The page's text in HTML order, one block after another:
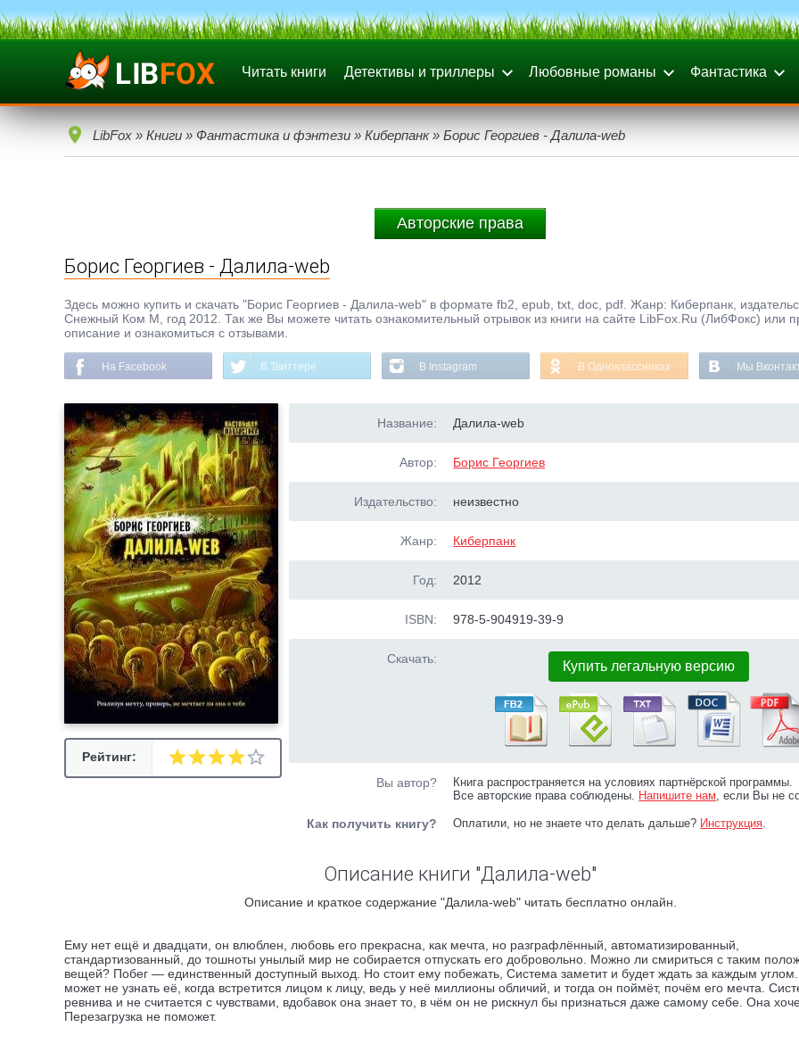
Читать книги Детективы и триллеры Любовные романы Фантастика
LibFox » Книги » Фантастика и фэнтези » Киберпанк» Борис Георгиев - Далила-web
Авторские права
Борис Георгиев - Далила-web
Здесь можно купить и скачать "Борис Георгиев - Далила-web" в формате fb2, epub, txt, doc, pdf. Жанр: Киберпанк,
Снежный Ком М, год 2012. Так же Вы можете читать ознакомительный отрывок из книги на сайте LibFox.Ru (ЛибФокс) или
описание и ознакомиться с отзывами.
На Facebook В Твиттере В Instagram В Одноклассниках Мы
Рейтинг:
Название: Далила-web
Автор: Борис Георгиев
Издательство: неизвестно
Жанр: Киберпанк
Год: 2012
ISBN: 978-5-904919-39-9
Скачать: Купить легальную версию
Вы автор?
Книга распространяется на условиях партнёрской программы.
Все авторские права соблюдены. Напишите нам, если Вы не
Как получить книгу? Оплатили, но не знаете что делать дальше? Инструкция.
Описание книги "Далила-web"
Описание и краткое содержание "Далила-web" читать бесплатно онлайн.
Ему нет ещё и двадцати, он влюблен, любовь его прекрасна, как мечта, но разграфлённый, автоматизированный,
стандартизованный, до тошноты унылый мир не собирается отпускать его добровольно. Можно ли смириться с таким
вещей? Побег — единственный доступный выход. Но стоит ему побежать, Система заметит и будет ждать за каждым
может не узнать её, когда встретится лицом к лицу, ведь у неё миллионы обличий, и тогда он поймёт, почём его мечта.
ревнива и не считается с чувствами, вдобавок она знает то, в чём он не рискнул бы признаться даже самому себе. Она
Перезагрузка не поможет.